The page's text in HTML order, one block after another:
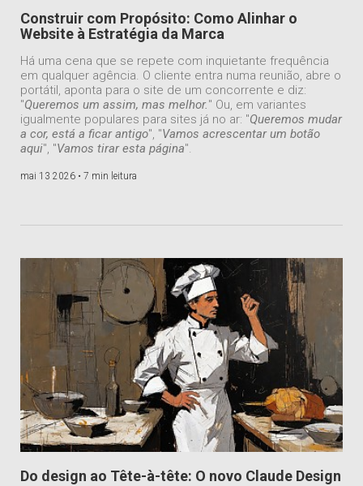
Construir com Propósito: Como Alinhar o
Website à Estratégia da Marca
Há uma cena que se repete com inquietante frequência
em qualquer agência. O cliente entra numa reunião, abre o
portátil, aponta para o site de um concorrente e diz:
"Queremos um assim, mas melhor." Ou, em variantes
igualmente populares para sites já no ar: "Queremos mudar
a cor, está a ficar antigo", "Vamos acrescentar um botão
aqui", "Vamos tirar esta página".
mai 13 2026 • 7 min leitura
Do design ao Tête-à-tête: O novo Claude Design